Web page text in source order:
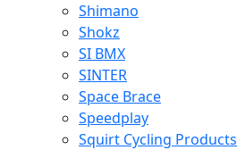
Shimano
Shokz
SI BMX
SINTER
Space Brace
Speedplay
Squirt Cycling Products